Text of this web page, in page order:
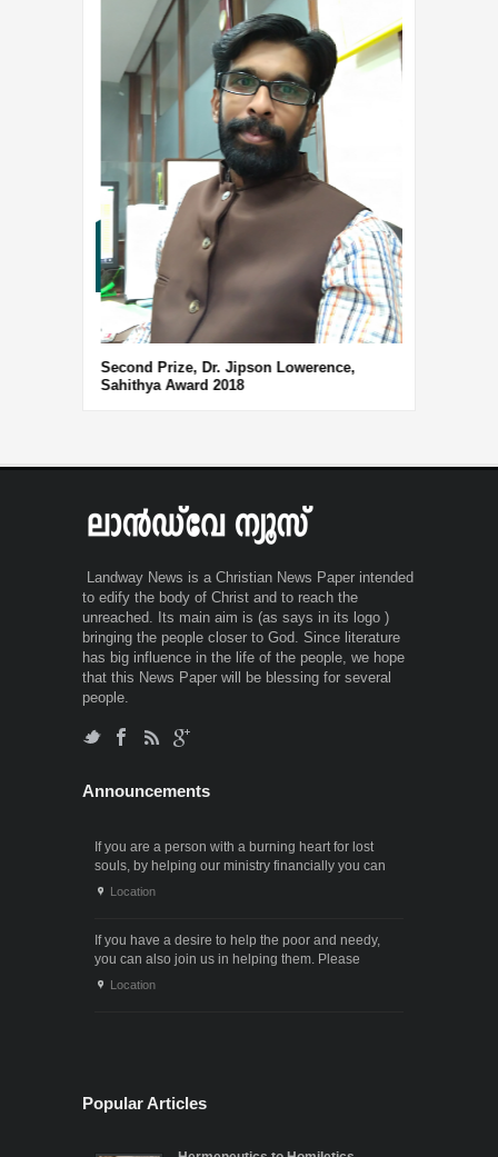
Second Prize, Dr. Jipson Lowerence,
Sahithya Award 2018
Landway News is a Christian News Paper intended
to edify the body of Christ and to reach the
unreached. Its main aim is (as says in its logo )
bringing the people closer to God. Since literature
has big influence in the life of the people, we hope
that this News Paper will be blessing for several
people.
Announcements
If you are a person with a burning heart for lost
souls, by helping our ministry financially you can
also participate in the ministry of winning souls for
Location
If you have a desire to help the poor and needy,
you can also join us in helping them. Please
contact us through the following phone numbers.x .
Location
Popular Articles